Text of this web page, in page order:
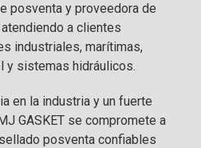
posventa y proveedora de
a clientes
industriales, marítimas,
y sistemas hidráulicos.
en la industria y un fuerte
GASKET se compromete a
posventa confiables